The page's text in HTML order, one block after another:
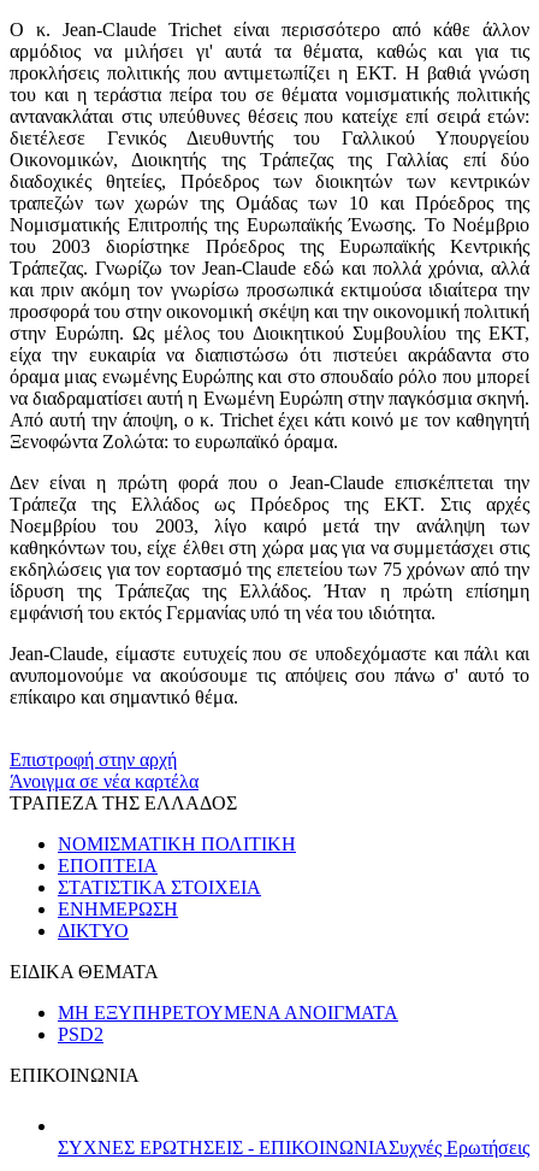
Ο κ. Jean-Claude Trichet είναι περισσότερο από κάθε άλλον
αρμόδιος να μιλήσει γι' αυτά τα θέματα, καθώς και για τις
προκλήσεις πολιτικής που αντιμετωπίζει η ΕΚΤ. Η βαθιά γνώση
του και η τεράστια πείρα του σε θέματα νομισματικής πολιτικής
αντανακλάται στις υπεύθυνες θέσεις που κατείχε επί σειρά ετών:
διετέλεσε Γενικός Διευθυντής του Γαλλικού Υπουργείου
Οικονομικών, Διοικητής της Τράπεζας της Γαλλίας επί δύο
διαδοχικές θητείες, Πρόεδρος των διοικητών των κεντρικών
τραπεζών των χωρών της Ομάδας των 10 και Πρόεδρος της
Νομισματικής Επιτροπής της Ευρωπαϊκής Ένωσης. Το Νοέμβριο
του 2003 διορίστηκε Πρόεδρος της Ευρωπαϊκής Κεντρικής
Τράπεζας. Γνωρίζω τον Jean-Claude εδώ και πολλά χρόνια, αλλά
και πριν ακόμη τον γνωρίσω προσωπικά εκτιμούσα ιδιαίτερα την
προσφορά του στην οικονομική σκέψη και την οικονομική πολιτική
στην Ευρώπη. Ως μέλος του Διοικητικού Συμβουλίου της ΕΚΤ,
είχα την ευκαιρία να διαπιστώσω ότι πιστεύει ακράδαντα στο
όραμα μιας ενωμένης Ευρώπης και στο σπουδαίο ρόλο που μπορεί
να διαδραματίσει αυτή η Ενωμένη Ευρώπη στην παγκόσμια σκηνή.
Από αυτή την άποψη, ο κ. Trichet έχει κάτι κοινό με τον καθηγητή
Ξενοφώντα Ζολώτα: το ευρωπαϊκό όραμα.
Δεν είναι η πρώτη φορά που ο Jean-Claude επισκέπτεται την
Τράπεζα της Ελλάδος ως Πρόεδρος της ΕΚΤ. Στις αρχές
Νοεμβρίου του 2003, λίγο καιρό μετά την ανάληψη των
καθηκόντων του, είχε έλθει στη χώρα μας για να συμμετάσχει στις
εκδηλώσεις για τον εορτασμό της επετείου των 75 χρόνων από την
ίδρυση της Τράπεζας της Ελλάδος. Ήταν η πρώτη επίσημη
εμφάνισή του εκτός Γερμανίας υπό τη νέα του ιδιότητα.
Jean-Claude, είμαστε ευτυχείς που σε υποδεχόμαστε και πάλι και
ανυπομονούμε να ακούσουμε τις απόψεις σου πάνω σ' αυτό το
επίκαιρο και σημαντικό θέμα.
Επιστροφή στην αρχή
Άνοιγμα σε νέα καρτέλα
ΤΡΑΠΕΖΑ ΤΗΣ ΕΛΛΑΔΟΣ
ΝΟΜΙΣΜΑΤΙΚΗ ΠΟΛΙΤΙΚΗ
ΕΠΟΠΤΕΙΑ
ΣΤΑΤΙΣΤΙΚΑ ΣΤΟΙΧΕΙΑ
ΕΝΗΜΕΡΩΣΗ
ΔΙΚΤΥΟ
ΕΙΔΙΚΑ ΘΕΜΑΤΑ
ΜΗ ΕΞΥΠΗΡΕΤΟΥΜΕΝΑ ΑΝΟΙΓΜΑΤΑ
PSD2
ΕΠΙΚΟΙΝΩΝΙΑ
ΣΥΧΝΕΣ ΕΡΩΤΗΣΕΙΣ - ΕΠΙΚΟΙΝΩΝΙΑΣυχνές Ερωτήσεις